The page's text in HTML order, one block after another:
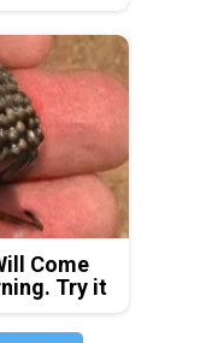
Come
Try it